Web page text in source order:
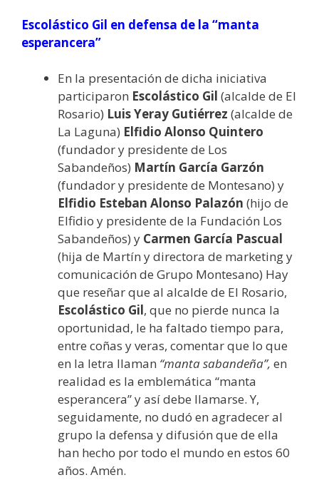
Escolástico Gil en defensa de la “manta
esperancera”
En la presentación de dicha iniciativa
participaron Escolástico Gil (alcalde de El
Rosario) Luis Yeray Gutiérrez (alcalde de
La Laguna) Elfidio Alonso Quintero
(fundador y presidente de Los
Sabandeños) Martín García Garzón
(fundador y presidente de Montesano) y
Elfidio Esteban Alonso Palazón (hijo de
Elfidio y presidente de la Fundación Los
Sabandeños) y Carmen García Pascual
(hija de Martín y directora de marketing y
comunicación de Grupo Montesano) Hay
que reseñar que al alcalde de El Rosario,
Escolástico Gil, que no pierde nunca la
oportunidad, le ha faltado tiempo para,
entre coñas y veras, comentar que lo que
en la letra llaman “manta sabandeña”, en
realidad es la emblemática “manta
esperancera” y así debe llamarse. Y,
seguidamente, no dudó en agradecer al
grupo la defensa y difusión que de ella
han hecho por todo el mundo en estos 60
años. Amén.